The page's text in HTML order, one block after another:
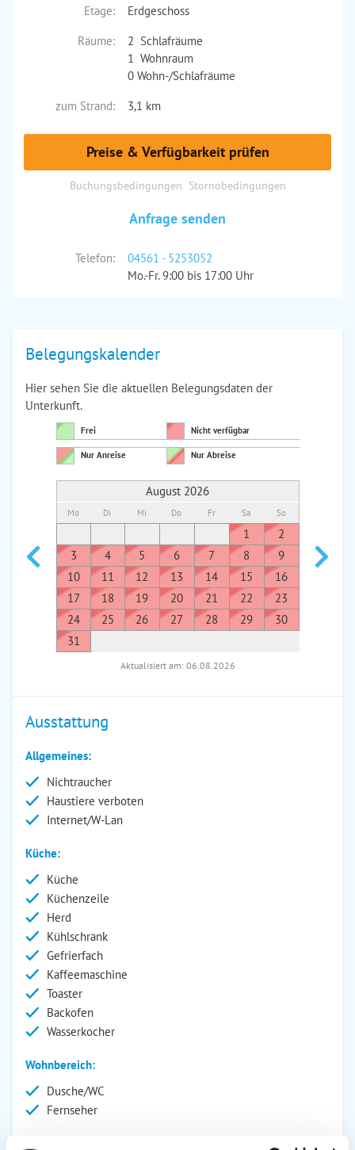
Etage:
Erdgeschoss
Räume:
2 Schlafräume
1 Wohnraum
0 Wohn-/Schlafräume
zum Strand:
3,1 km
Preise & Verfügbarkeit prüfen
Buchungsbedingungen Stornobedingungen
Anfrage senden
Telefon:
04561 - 5253052
Mo.-Fr. 9:00 bis 17:00 Uhr
Belegungskalender
Hier sehen Sie die aktuellen Belegungsdaten der
Unterkunft.
Frei Nicht verfügbar
Nur Anreise Nur Abreise
August 2026
Mo Di Mi Do Fr Sa So
1
2
3
4 5 6 7 8
9
10
11 12 13 14 15
16
17
18 19 20 21 22
23
24
25 26 27 28 29
30
31
7
Aktualisiert am: 06.08.2026
Ausstattung
Allgemeines:
Nichtraucher
Haustiere verboten
Internet/W-Lan
Küche:
Küche
Küchenzeile
Herd
Kühlschrank
Gefrierfach
Kaffeemaschine
Toaster
Backofen
Wasserkocher
Wohnbereich:
Dusche/WC
Fernseher